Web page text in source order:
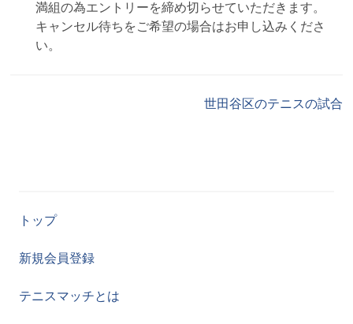
満組の為エントリーを締め切らせていただきます。
キャンセル待ちをご希望の場合はお申し込みくださ
い。
世田谷区のテニスの試合
トップ
新規会員登録
テニスマッチとは